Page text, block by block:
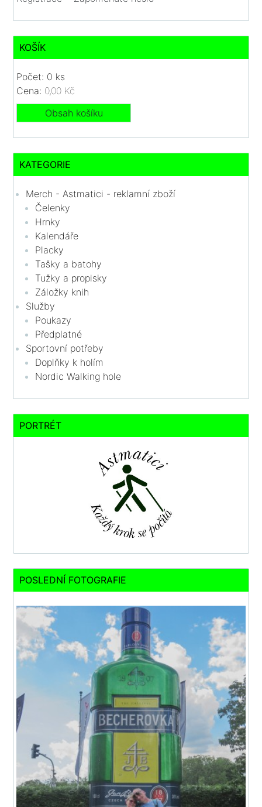
KOŠÍK
Počet: 0 ks
Cena: 0,00 Kč
Obsah košíku
KATEGORIE
Merch - Astmatici - reklamní zboží
Čelenky
Hrnky
Kalendáře
Placky
Tašky a batohy
Tužky a propisky
Záložky knih
Služby
Poukazy
Předplatné
Sportovní potřeby
Doplňky k holím
Nordic Walking hole
PORTRÉT
POSLEDNÍ FOTOGRAFIE